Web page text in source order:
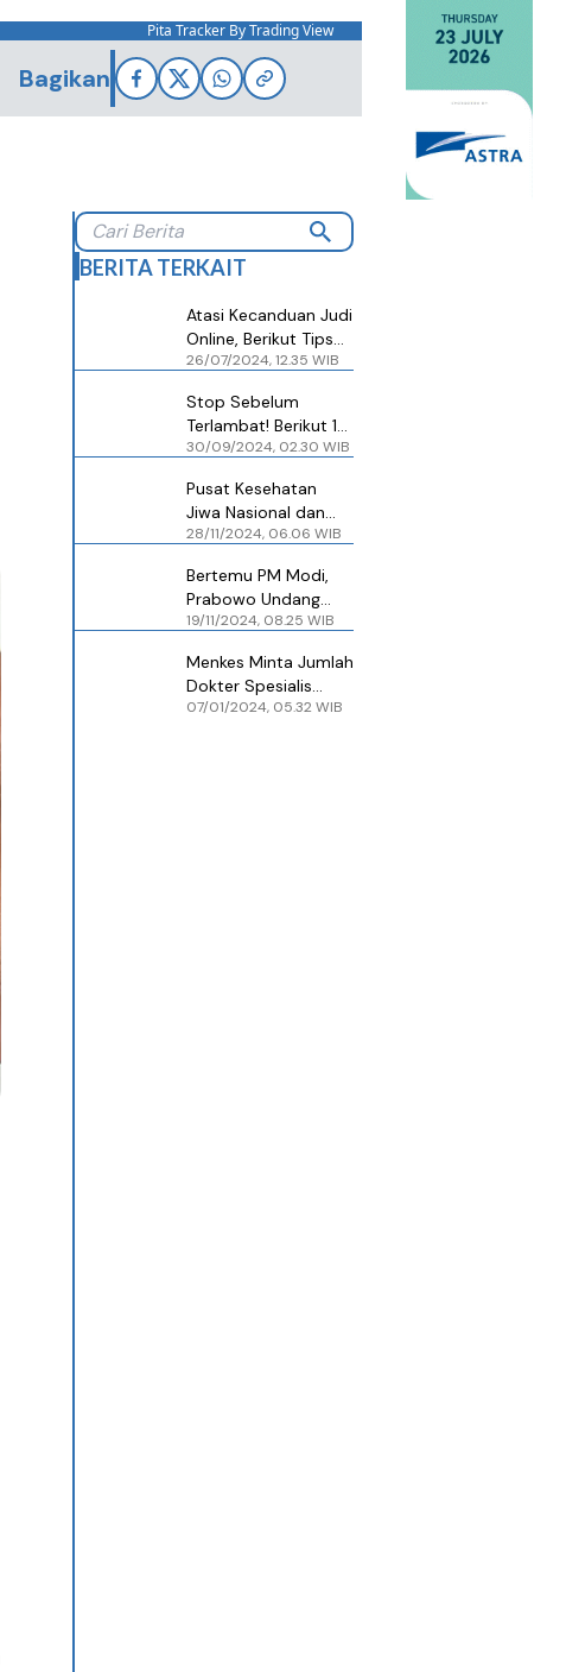
Pita Tracker By Trading View
Bagikan
BERITA TERKAIT
Atasi Kecanduan Judi
Online, Berikut Tips
dari Dokter Spesialis
26/07/2024, 12.35 WIB
Stop Sebelum
Terlambat! Berikut 10
Tips Jitu Hentikan
Online
30/09/2024, 02.30 WIB
Pusat Kesehatan
Jiwa Nasional dan
Trisakti Analisa
Judi Online
28/11/2024, 06.06 WIB
Bertemu PM Modi,
Prabowo Undang
Dokter Spesialis India
Indonesia
19/11/2024, 08.25 WIB
Menkes Minta Jumlah
Dokter Spesialis
Diperbanyak
07/01/2024, 05.32 WIB